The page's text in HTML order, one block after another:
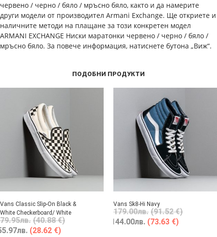
червено / черно / бяло / мръсно бяло, както и да намерите
други модели от производител Armani Exchange. Ще откриете и
наличните методи на плащане за този конкретен модел
ARMANI EXCHANGE Ниски маратонки червено / черно / бяло /
мръсно бяло. За повече информация, натиснете бутона „Виж“.
ПОДОБНИ ПРОДУКТИ
Vans Classic Slip-On Black &
White Checkerboard/ White
79.95лв. (40.88 €)
лв. (28.62 €)
Vans Sk8-Hi Navy
179.00лв. (91.52 €)
144.00лв. (73.63 €)